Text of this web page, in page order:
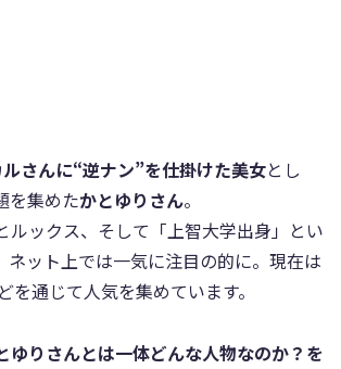
ルさんに“逆ナン”を仕掛けた美女とし
を集めたかとゆりさん。
ルックス、そして「上智大学出身」とい
ネット上では一気に注目の的に。現在は
を通じて人気を集めています。
ゆりさんとは一体どんな人物なのか？を